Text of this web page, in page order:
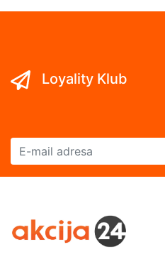
Loyality Klub
E-mail adresa